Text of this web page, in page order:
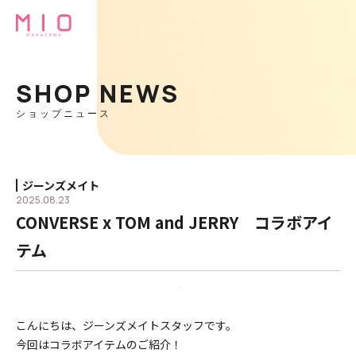
SHOP NEWS
ショップニュース
ジーンズメイト
2025.08.23
CONVERSE x TOM and JERRY コラボアイ
テム
こんにちは、ジーンズメイトスタッフです。
今回はコラボアイテムのご紹介！